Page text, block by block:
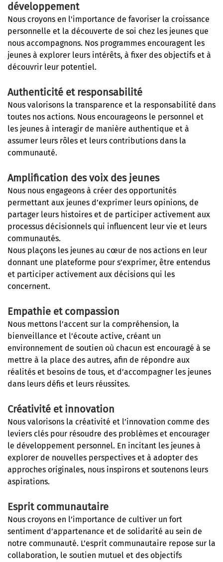
développement
Nous croyons en l'importance de favoriser la croissance
personnelle et la découverte de soi chez les jeunes que
nous accompagnons. Nos programmes encouragent les
jeunes à explorer leurs intérêts, à fixer des objectifs et à
découvrir leur potentiel.
Authenticité et responsabilité
Nous valorisons la transparence et la responsabilité dans
toutes nos actions. Nous encourageons le personnel et
les jeunes à interagir de manière authentique et à
assumer leurs rôles et leurs contributions dans la
communauté.
Amplification des voix des jeunes
Nous nous engageons à créer des opportunités
permettant aux jeunes d’exprimer leurs opinions, de
partager leurs histoires et de participer activement aux
processus décisionnels qui influencent leur vie et leurs
communautés.
Nous plaçons les jeunes au cœur de nos actions en leur
donnant une plateforme pour s’exprimer, être entendus
et participer activement aux décisions qui les
concernent.
Empathie et compassion
Nous mettons l’accent sur la compréhension, la
bienveillance et l’écoute active, créant un
environnement de soutien où chacun est encouragé à se
mettre à la place des autres, afin de répondre aux
réalités et besoins de tous, et d’accompagner les jeunes
dans leurs défis et leurs réussites.
Créativité et innovation
Nous valorisons la créativité et l’innovation comme des
leviers clés pour résoudre des problèmes et encourager
le développement personnel. En incitant les jeunes à
explorer de nouvelles perspectives et à adopter des
approches originales, nous inspirons et soutenons leurs
aspirations.
Esprit communautaire
Nous croyons en l’importance de cultiver un fort
sentiment d’appartenance et de solidarité au sein de
notre communauté. L’esprit communautaire repose sur la
collaboration, le soutien mutuel et des objectifs